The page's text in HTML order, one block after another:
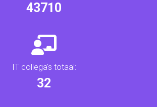
45747
IT collega's totaal:
33